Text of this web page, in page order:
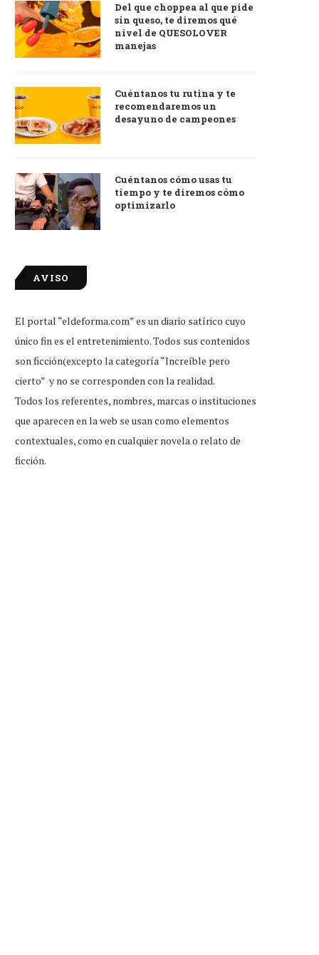
Del que choppea al que pide
sin queso, te diremos qué
nivel de QUESOLOVER
manejas
Cuéntanos tu rutina y te
recomendaremos un
desayuno de campeones
Cuéntanos cómo usas tu
tiempo y te diremos cómo
optimizarlo
AVISO
El portal “eldeforma.com” es un diario satírico cuyo
único fin es el entretenimiento. Todos sus contenidos
son ficción(excepto la categoría “Increíble pero
cierto” y no se corresponden con la realidad.
Todos los referentes, nombres, marcas o instituciones
que aparecen en la web se usan como elementos
contextuales, como en cualquier novela o relato de
ficción.